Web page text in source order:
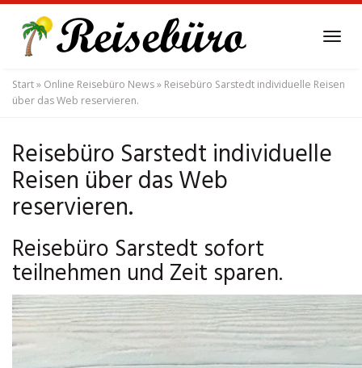
main
content
Start» Online Reisebüro News» Reisebüro Sarstedt individuelle Reisen
über das Web reservieren.
Reisebüro Sarstedt individuelle
Reisen über das Web
reservieren.
Reisebüro Sarstedt sofort
teilnehmen und Zeit sparen.